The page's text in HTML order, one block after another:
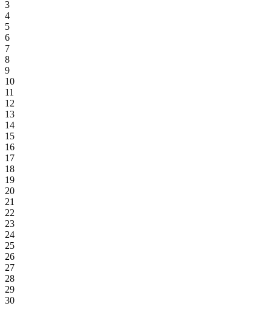
3
4
5
6
7
8
9
10
11
12
13
14
15
16
17
18
19
20
21
22
23
24
25
26
27
28
29
30